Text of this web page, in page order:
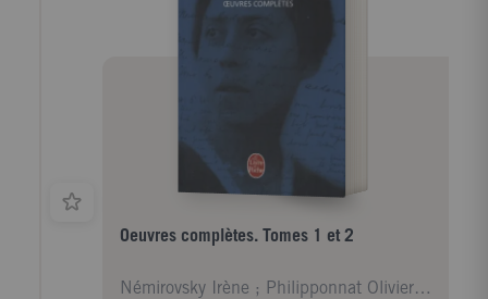
Oeuvres complètes. Tomes 1 et 2
Némirovsky Irène ; Philipponnat Olivier ; Epstein